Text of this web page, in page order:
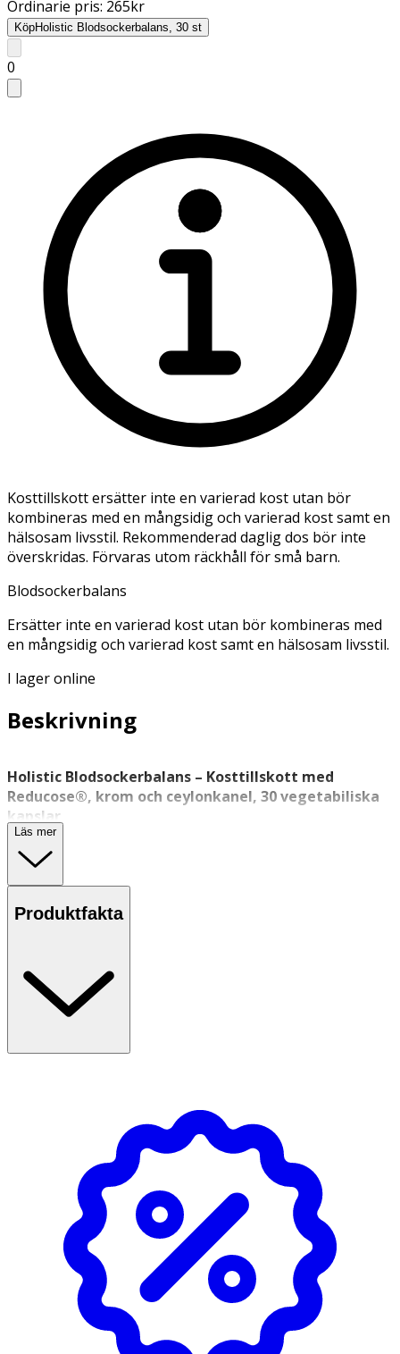
Ordinarie pris: 265kr
KöpHolistic Blodsockerbalans, 30 st
0
Kosttillskott ersätter inte en varierad kost utan bör
kombineras med en mångsidig och varierad kost samt en
hälsosam livsstil. Rekommenderad daglig dos bör inte
överskridas. Förvaras utom räckhåll för små barn.
Blodsockerbalans
Ersätter inte en varierad kost utan bör kombineras med
en mångsidig och varierad kost samt en hälsosam livsstil.
I lager online
Beskrivning
Holistic Blodsockerbalans – Kosttillskott med
Reducose®, krom och ceylonkanel, 30 vegetabiliska
kapslar
Holistic Blodsockerbalans är ett veganskt
som kombinerar mullbärsbladsextraktet Reducose®,
krompikolinat och ceylonkanel. Produkten är framtagen
för att användas i samband med måltider som innehåller
Krombidrar till att bibehålla normala blodsockernivåer.
Reducose® är ett patenterat extrakt från mullbärsblad
och ceylonkanel är ett skonsamt alternativ till vanlig
- Rekommenderad dos: 1 kapsel före dagens mest
kolhydratrika måltid (max 2 kapslar per dag).
- Används före måltider med komplexa kolhydrater (t.ex.
ris, bröd, pasta, potatis).
- Överskrid inte rekommenderad dos.
- Kosttillskott bör inte ersätta en varierad kost och en
hälsosam livsstil.
Läs mer
Produktfakta